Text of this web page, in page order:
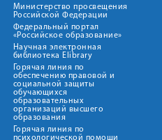
Министерство просвещения
Российской Федерации
Федеральный портал
«Российское образование»
Научная электронная
библиотека Elibrary
Горячая линия по
обеспечению правовой и
социальной защиты
обучающихся
образовательных
организаций высшего
образования
Горячая линия по
психологической помощи